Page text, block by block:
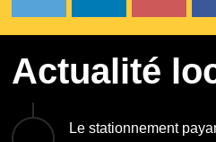
Actualité
Le stationnement